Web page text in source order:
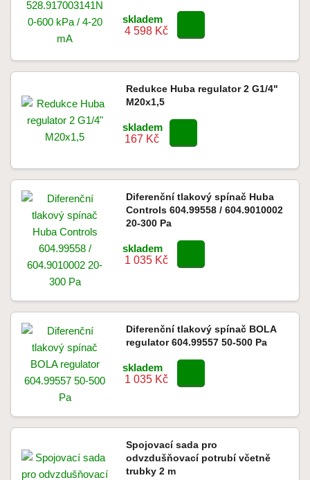
skladem
4 598 Kč
Redukce Huba regulator 2 G1/4"
M20x1,5
skladem
167 Kč
Diferenční tlakový spínač Huba
Controls 604.99558 / 604.9010002
20-300 Pa
skladem
1 035 Kč
Diferenční tlakový spínač BOLA
regulator 604.99557 50-500 Pa
skladem
1 035 Kč
Spojovací sada pro
odvzdušňovací potrubí včetně
trubky 2 m